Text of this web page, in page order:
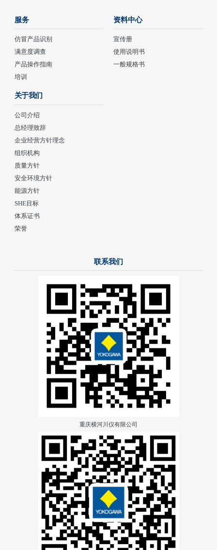
服务
仿冒产品识别
满意度调查
产品操作指南
培训
资料中心
宣传册
使用说明书
一般规格书
关于我们
公司介绍
总经理致辞
企业经营方针理念
组织机构
质量方针
安全环境方针
能源方针
SHE目标
体系证书
荣誉
联系我们
重庆横河川仪有限公司